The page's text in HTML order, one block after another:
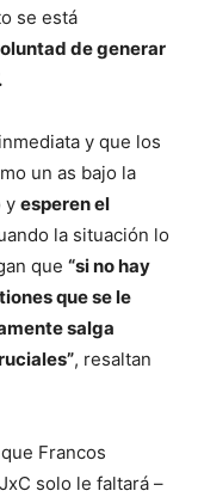
se está
de generar
y que los
un as bajo la
y esperen el
la situación lo
que “si no hay
que se le
salga
, resaltan
Francos
solo le faltará –